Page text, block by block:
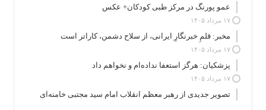
عمو پورنگ در مرکز طبی کودکان+ عکس
۱۷ مرداد ۱۴۰۵
مخبر: قلمِ خبرنگارِ ایرانی، از سلاح دشمن، کاراتر است
۱۷ مرداد ۱۴۰۵
پزشکیان: هرگز استعفا نداده‌ام و نخواهم داد
۱۷ مرداد ۱۴۰۵
تصویر جدیدی از رهبر معظم انقلاب امام سید مجتبی خامنه‌ای